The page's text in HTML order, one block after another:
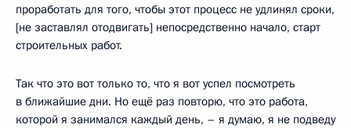
проработать для того, чтобы этот процесс не удлинял сроки,
[не заставлял отодвигать] непосредственно начало, старт
строительных работ.
Так что это вот только то, что я вот успел посмотреть
в ближайшие дни. Но ещё раз повторю, что это работа,
которой я занимался каждый день, – я думаю, я не подведу